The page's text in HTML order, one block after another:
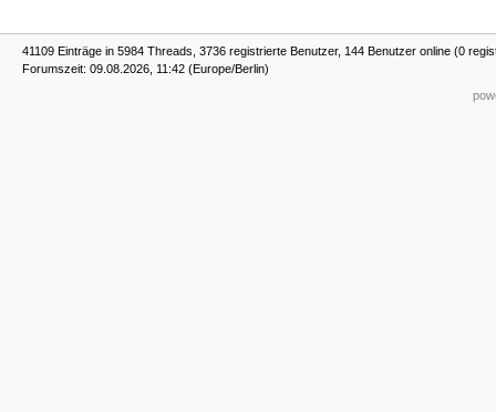
41109 Einträge in 5984 Threads, 3736 registrierte Benutzer, 144 Benutzer online (0
Forumszeit: 09.08.2026, 11:42 (Europe/Berlin)